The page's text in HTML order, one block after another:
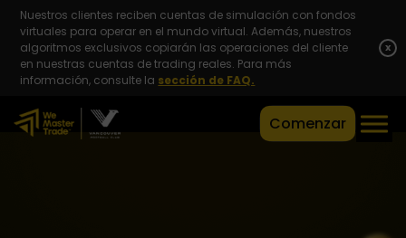
Nuestros clientes reciben cuentas de simulación con fondos
virtuales para operar en el mundo virtual. Además, nuestros
algoritmos exclusivos copiarán las operaciones del cliente
en nuestras cuentas de trading reales. Para más
información, consulte la sección de FAQ.
x
Comenzar